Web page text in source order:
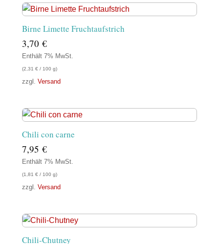
Birne Limette Fruchtaufstrich
3,70 €
Enthält 7% MwSt.
(2,31 €/ 100 g)
zzgl. Versand
Chili con carne
7,95 €
Enthält 7% MwSt.
(1,81 €/ 100 g)
zzgl. Versand
Chili-Chutney